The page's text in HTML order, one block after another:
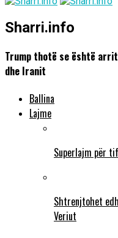
Sharri.info
Trump thotë se është
dhe Iranit
Ballina
Lajme
Superlajm për
Shtrenjtohet
Veriut